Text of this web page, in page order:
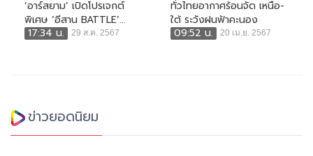
‘อาร์สยาม’ เปิดโปรเจกต์
พิเศษ ‘อีสาน BATTLE’...
17:34 น.
29 ส.ค. 2567
ทั่วไทยอากาศร้อนจัด เหนือ-
ใต้ ระวังฝนฟ้าคะนอง
09:52 น.
20 เม.ย. 2567
ข่าวยอดนิยม